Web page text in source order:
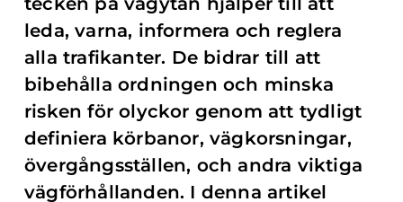
leda, varna, informera och reglera
alla trafikanter. De bidrar till att
bibehålla ordningen och minska
risken för olyckor genom att tydligt
definiera körbanor, vägkorsningar,
övergångsställen, och andra viktiga
vägförhållanden. I denna artikel